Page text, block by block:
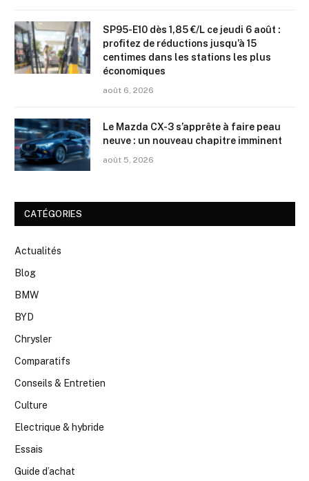
SP95-E10 dès 1,85 €/L ce jeudi 6 août :
profitez de réductions jusqu’à 15
centimes dans les stations les plus
économiques
août 6, 2026
Le Mazda CX-3 s’apprête à faire peau
neuve : un nouveau chapitre imminent
août 5, 2026
CATÉGORIES
Actualités
Blog
BMW
BYD
Chrysler
Comparatifs
Conseils & Entretien
Culture
Electrique & hybride
Essais
Guide d’achat